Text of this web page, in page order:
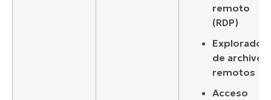
remoto
(RDP)
Explorador
de archivos
remotos
Acceso